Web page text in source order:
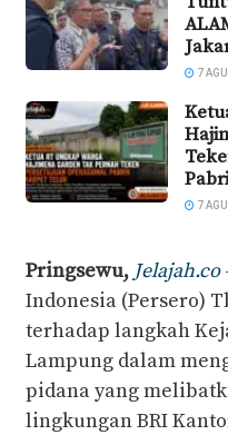
7
7
Pringsewu, Jelajah.co
Indonesia (Persero)
terhadap langkah
Lampung dalam
pidana yang
lingkungan BRI